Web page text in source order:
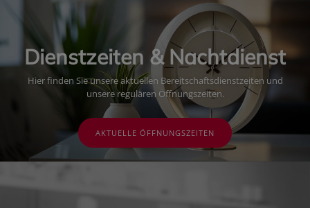
Dienstzeiten & Nachtdienst
Hier finden Sie unsere aktuellen Bereitschaftsdienstzeiten und
unsere regulären Öffnungszeiten.
AKTUELLE ÖFFNUNGSZEITEN